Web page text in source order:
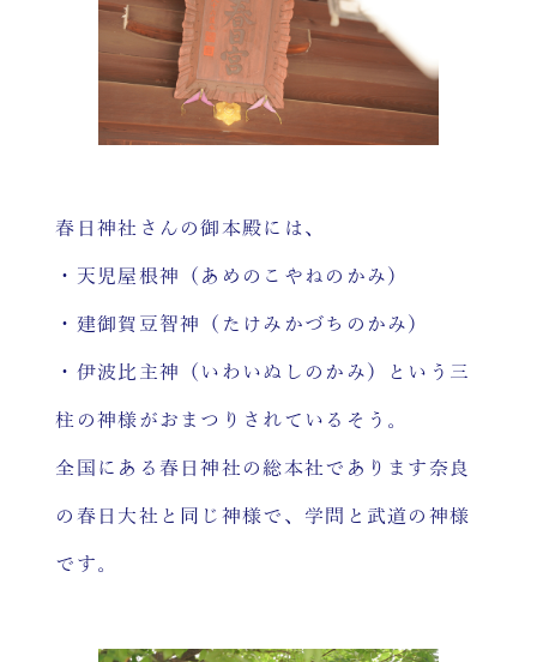
春日神社さんの御本殿には、
・天児屋根神（あめのこやねのかみ）
・建御賀豆智神（たけみかづちのかみ）
・伊波比主神（いわいぬしのかみ）という三
柱の神様がおまつりされているそう。
全国にある春日神社の総本社であります奈良
の春日大社と同じ神様で、学問と武道の神様
です。